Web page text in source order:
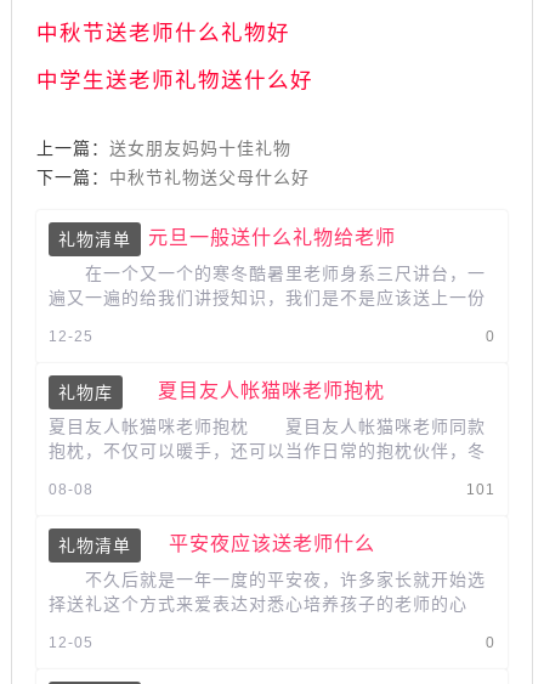
中秋节送老师什么礼物好
中学生送老师礼物送什么好
上一篇： 送女朋友妈妈十佳礼物
下一篇： 中秋节礼物送父母什么好
礼物清单 元旦一般送什么礼物给老师
在一个又一个的寒冬酷暑里老师身系三尺讲台，一
遍又一遍的给我们讲授知识，我们是不是应该送上一份
0
12-25
礼物库 夏目友人帐猫咪老师抱枕
夏目友人帐猫咪老师抱枕 夏目友人帐猫咪老师同款
抱枕，不仅可以暖手，还可以当作日常的抱枕伙伴，冬
101
08-08
礼物清单 平安夜应该送老师什么
不久后就是一年一度的平安夜，许多家长就开始选
择送礼这个方式来爱表达对悉心培养孩子的老师的心
0
12-05